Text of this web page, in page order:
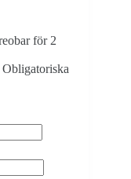
för 2
Obligatoriska